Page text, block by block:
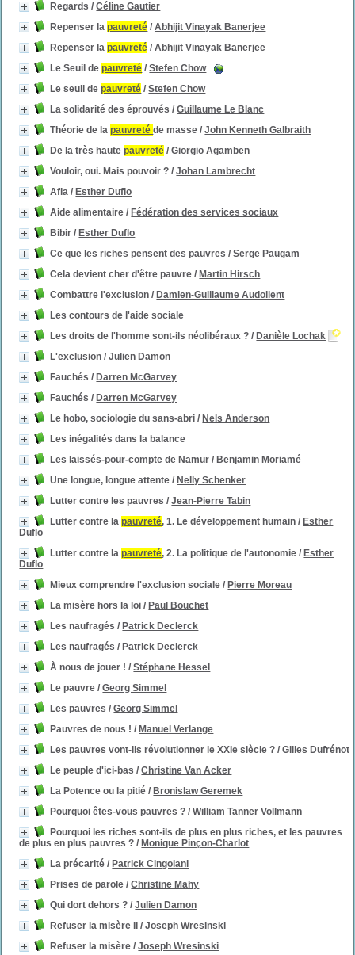
Regards /Céline Gautier
Repenser lapauvreté /Abhijit Vinayak Banerjee
Repenser lapauvreté /Abhijit Vinayak Banerjee
Le Seuil depauvreté /Stefen Chow
Le seuil depauvreté /Stefen Chow
La solidarité des éprouvés /Guillaume Le Blanc
Théorie de lapauvretéde masse /John Kenneth Galbraith
De la très hautepauvreté /Giorgio Agamben
Vouloir, oui. Mais pouvoir ? /Johan Lambrecht
Afia / Esther Duflo
Aide alimentaire / Fédération des services sociaux
Bibir / Esther Duflo
Ce que les riches pensent des pauvres /Serge Paugam
Cela devient cher d'être pauvre / Martin Hirsch
Combattre l'exclusion / Damien-Guillaume Audollent
Les contours de l'aide sociale
Les droits de l'homme sont-ils néolibéraux ? / Danièle Lochak
L'exclusion /Julien Damon
Fauchés / Darren McGarvey
Fauchés / Darren McGarvey
Le hobo, sociologie du sans-abri / Nels Anderson
Les inégalités dans la balance
Les laissés-pour-compte de Namur / Benjamin Moriamé
Une longue, longue attente / Nelly Schenker
Lutter contre les pauvres /Jean-Pierre Tabin
Lutter contre lapauvreté, 1. Le développement humain / Esther
Duflo
Lutter contre lapauvreté, 2. La politique de l'autonomie / Esther
Duflo
Mieux comprendre l'exclusion sociale / Pierre Moreau
La misère hors la loi / Paul Bouchet
Les naufragés / Patrick Declerck
Les naufragés / Patrick Declerck
À nous de jouer ! /Stéphane Hessel
Le pauvre /Georg Simmel
Les pauvres /Georg Simmel
Pauvres de nous ! / Manuel Verlange
Les pauvres vont-ils révolutionner le XXIe siècle ? /Gilles Dufrénot
Le peuple d'ici-bas /Christine Van Acker
La Potence ou la pitié / Bronislaw Geremek
Pourquoi êtes-vous pauvres ? /William Tanner Vollmann
Pourquoi les riches sont-ils de plus en plus riches, et les pauvres
de plus en plus pauvres ? / Monique Pinçon-Charlot
La précarité / Patrick Cingolani
Prises de parole /Christine Mahy
Qui dort dehors ? /Julien Damon
Refuser la misère II
/Joseph Wresinski
Refuser la misère /Joseph Wresinski